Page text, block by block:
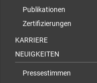
Publikationen
Zertifizierungen
KARRIERE
NEUIGKEITEN
Pressestimmen